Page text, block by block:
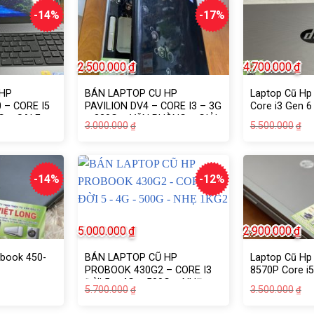
-14%
– CORE I5
– SALE
-17%
BÁN LAPTOP CU HP
PAVILION DV4 – CORE I3 – 3G
– 320G – VĂN PHÒNG – GIẢI
TRÍ VI VU
3.000.000 ₫
2.500.000₫
2.500.000₫.
Laptop Cũ
Core i3 Gen 6
5.500.000 ₫
4.700.000₫
là:
-14%
450-
-12%
BÁN LAPTOP CŨ HP
PROBOOK 430G2 – CORE I3
ĐỜI 5 – 4G – 500G – NHẸ
1KG2
5.700.000 ₫
5.000.000₫
Laptop Cũ
8570P Core i5
3.500.000 ₫
2.900.000₫